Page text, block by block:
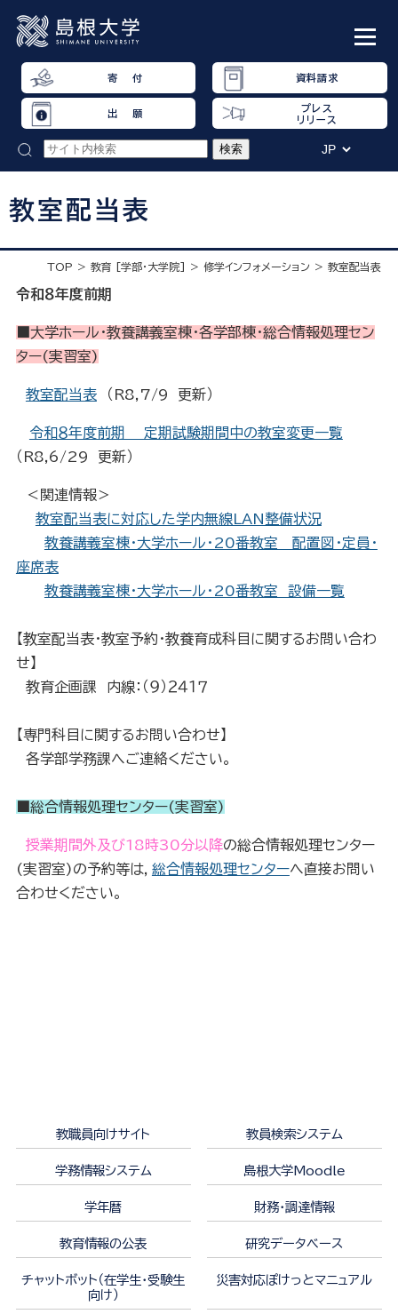
寄 付 資料請求
出 願
プレス
リリース
教室配当表
TOP 教育 [学部・大学院] 修学インフォメーション 教室配当表
令和８年度前期
■大学ホール・教養講義室棟・各学部棟・総合情報処理セン
ター(実習室)
教室配当表（R8,7/9 更新）
令和８年度前期 定期試験期間中の教室変更一覧
（R8,6/29 更新）
＜関連情報＞
教室配当表に対応した学内無線LAN整備状況
教養講義室棟・大学ホール・20番教室 配置図・定員・
座席表
教養講義室棟・大学ホール・20番教室 設備一覧
【教室配当表・教室予約・教養育成科目に関するお問い合わ
せ】
教育企画課 内線：（９）２４１７
【専門科目に関するお問い合わせ】
各学部学務課へご連絡ください。
■総合情報処理センター(実習室)
授業期間外及び18時30分以降の総合情報処理センター
(実習室)の予約等は， 総合情報処理センターへ直接お問い
合わせください。
教職員向けサイト 教員検索システム
学務情報システム 島根大学Moodle
学年暦 財務・調達情報
教育情報の公表 研究データベース
チャットボット（在学生・受験生
向け）
災害対応ぽけっとマニュアル